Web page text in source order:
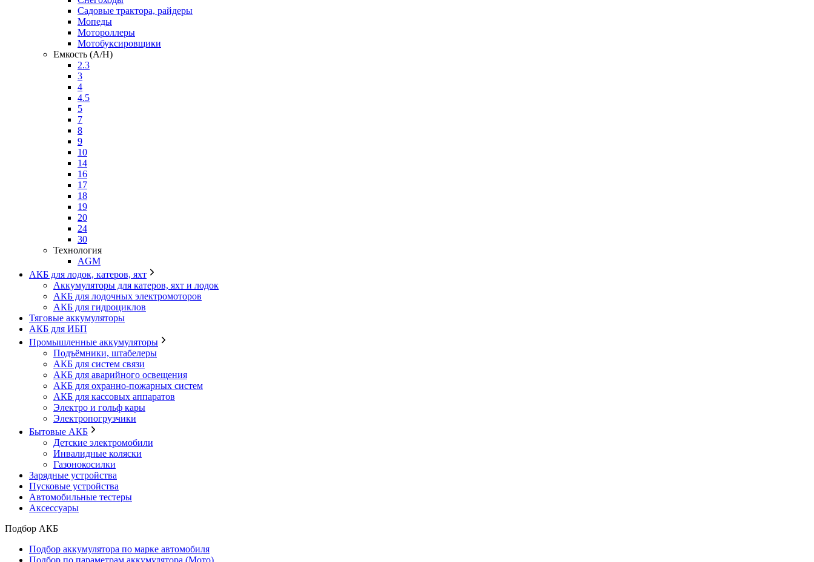
Садовые трактора, райдеры
Мопеды
Мотороллеры
Мотобуксировщики
Емкость (A/H)
2.3
3
4
4.5
5
7
8
9
10
14
16
17
18
19
20
24
30
Технология
AGM
АКБ для лодок, катеров, яхт
Аккумуляторы для катеров, яхт и лодок
АКБ для лодочных электромоторов
АКБ для гидроциклов
Тяговые аккумуляторы
АКБ для ИБП
Промышленные аккумуляторы
Подъёмники, штабелеры
АКБ для систем связи
АКБ для аварийного освещения
АКБ для охранно-пожарных систем
АКБ для кассовых аппаратов
Электро и гольф кары
Электропогрузчики
Бытовые АКБ
Детские электромобили
Инвалидные коляски
Газонокосилки
Зарядные устройства
Пусковые устройства
Автомобильные тестеры
Аксессуары
Подбор АКБ
Подбор аккумулятора по марке автомобиля
Подбор по параметрам аккумулятора (Мото)